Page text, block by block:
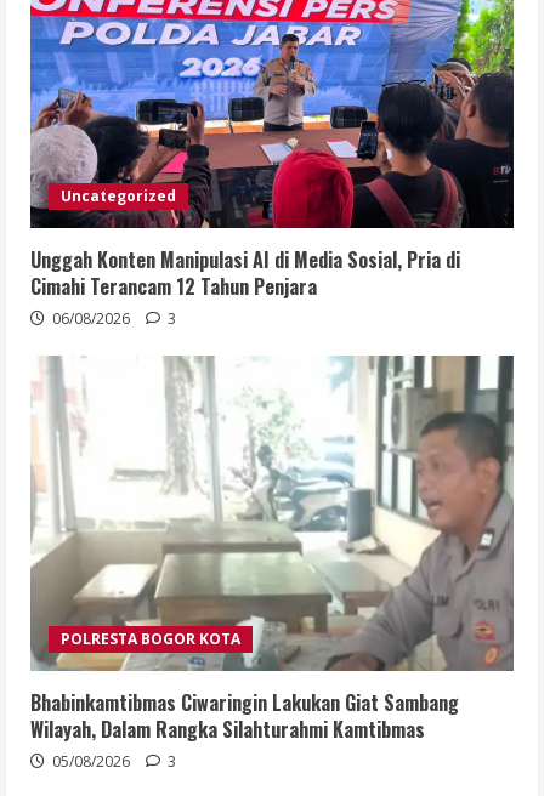
Uncategorized
Unggah Konten Manipulasi AI di Media Sosial, Pria di
Cimahi Terancam 12 Tahun Penjara
06/08/2026 3
POLRESTA BOGOR KOTA
Bhabinkamtibmas Ciwaringin Lakukan Giat Sambang
Wilayah, Dalam Rangka Silahturahmi Kamtibmas
05/08/2026 3